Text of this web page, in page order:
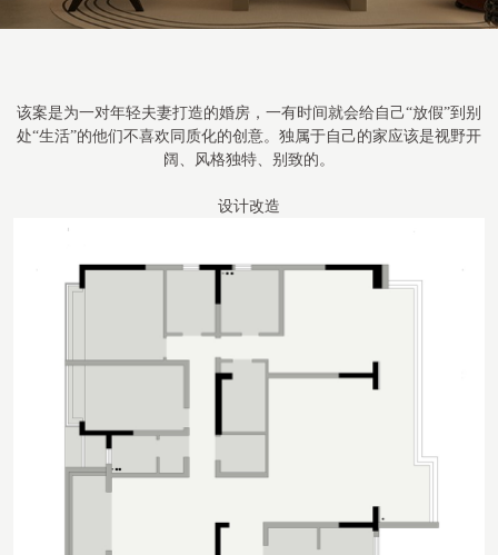
该案是为一对年轻夫妻打造的婚房，一有时间就会给自己“放假”到别
处“生活”的他们不喜欢同质化的创意。独属于自己的家应该是视野开
阔、风格独特、别致的。
设计改造